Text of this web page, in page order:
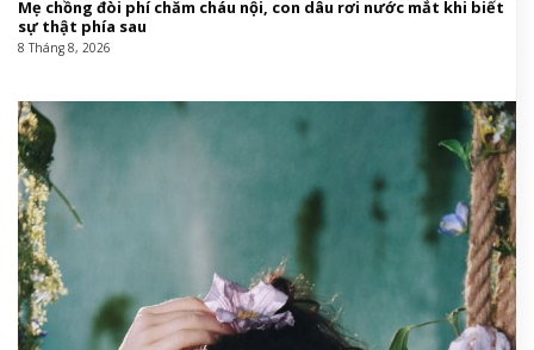
Mẹ chồng đòi phí chăm cháu nội, con dâu rơi nước mắt khi biết
sự thật phía sau
8 Tháng 8, 2026